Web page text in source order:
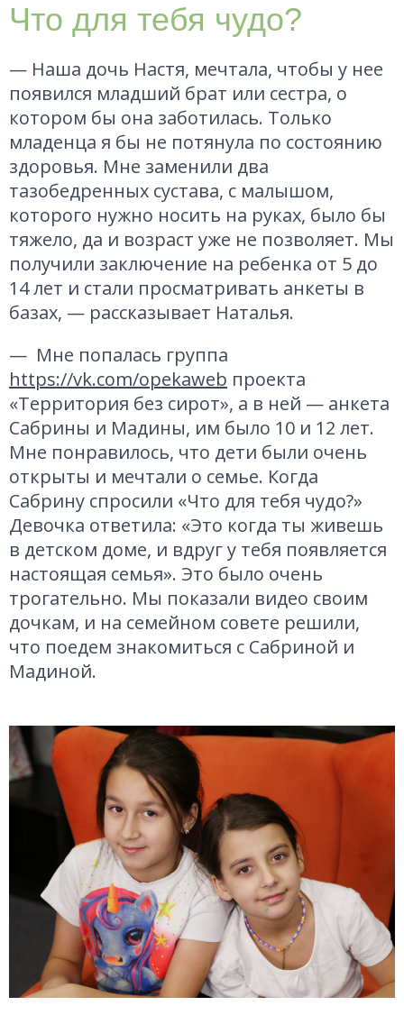
Что для тебя чудо?
— Наша дочь Настя, мечтала, чтобы у нее
появился младший брат или сестра, о
котором бы она заботилась. Только
младенца я бы не потянула по состоянию
здоровья. Мне заменили два
тазобедренных сустава, с малышом,
которого нужно носить на руках, было бы
тяжело, да и возраст уже не позволяет. Мы
получили заключение на ребенка от 5 до
14 лет и стали просматривать анкеты в
базах, — рассказывает Наталья.
— Мне попалась группа
https://vk.com/opekaweb проекта
«Территория без сирот», а в ней — анкета
Сабрины и Мадины, им было 10 и 12 лет.
Мне понравилось, что дети были очень
открыты и мечтали о семье. Когда
Сабрину спросили «Что для тебя чудо?»
Девочка ответила: «Это когда ты живешь
в детском доме, и вдруг у тебя появляется
настоящая семья». Это было очень
трогательно. Мы показали видео своим
дочкам, и на семейном совете решили,
что поедем знакомиться с Сабриной и
Мадиной.